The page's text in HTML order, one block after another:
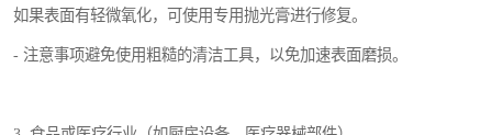
如果表面有轻微氧化，可使用专用抛光膏进行修复。
- 注意事项避免使用粗糙的清洁工具，以免加速表面磨损。